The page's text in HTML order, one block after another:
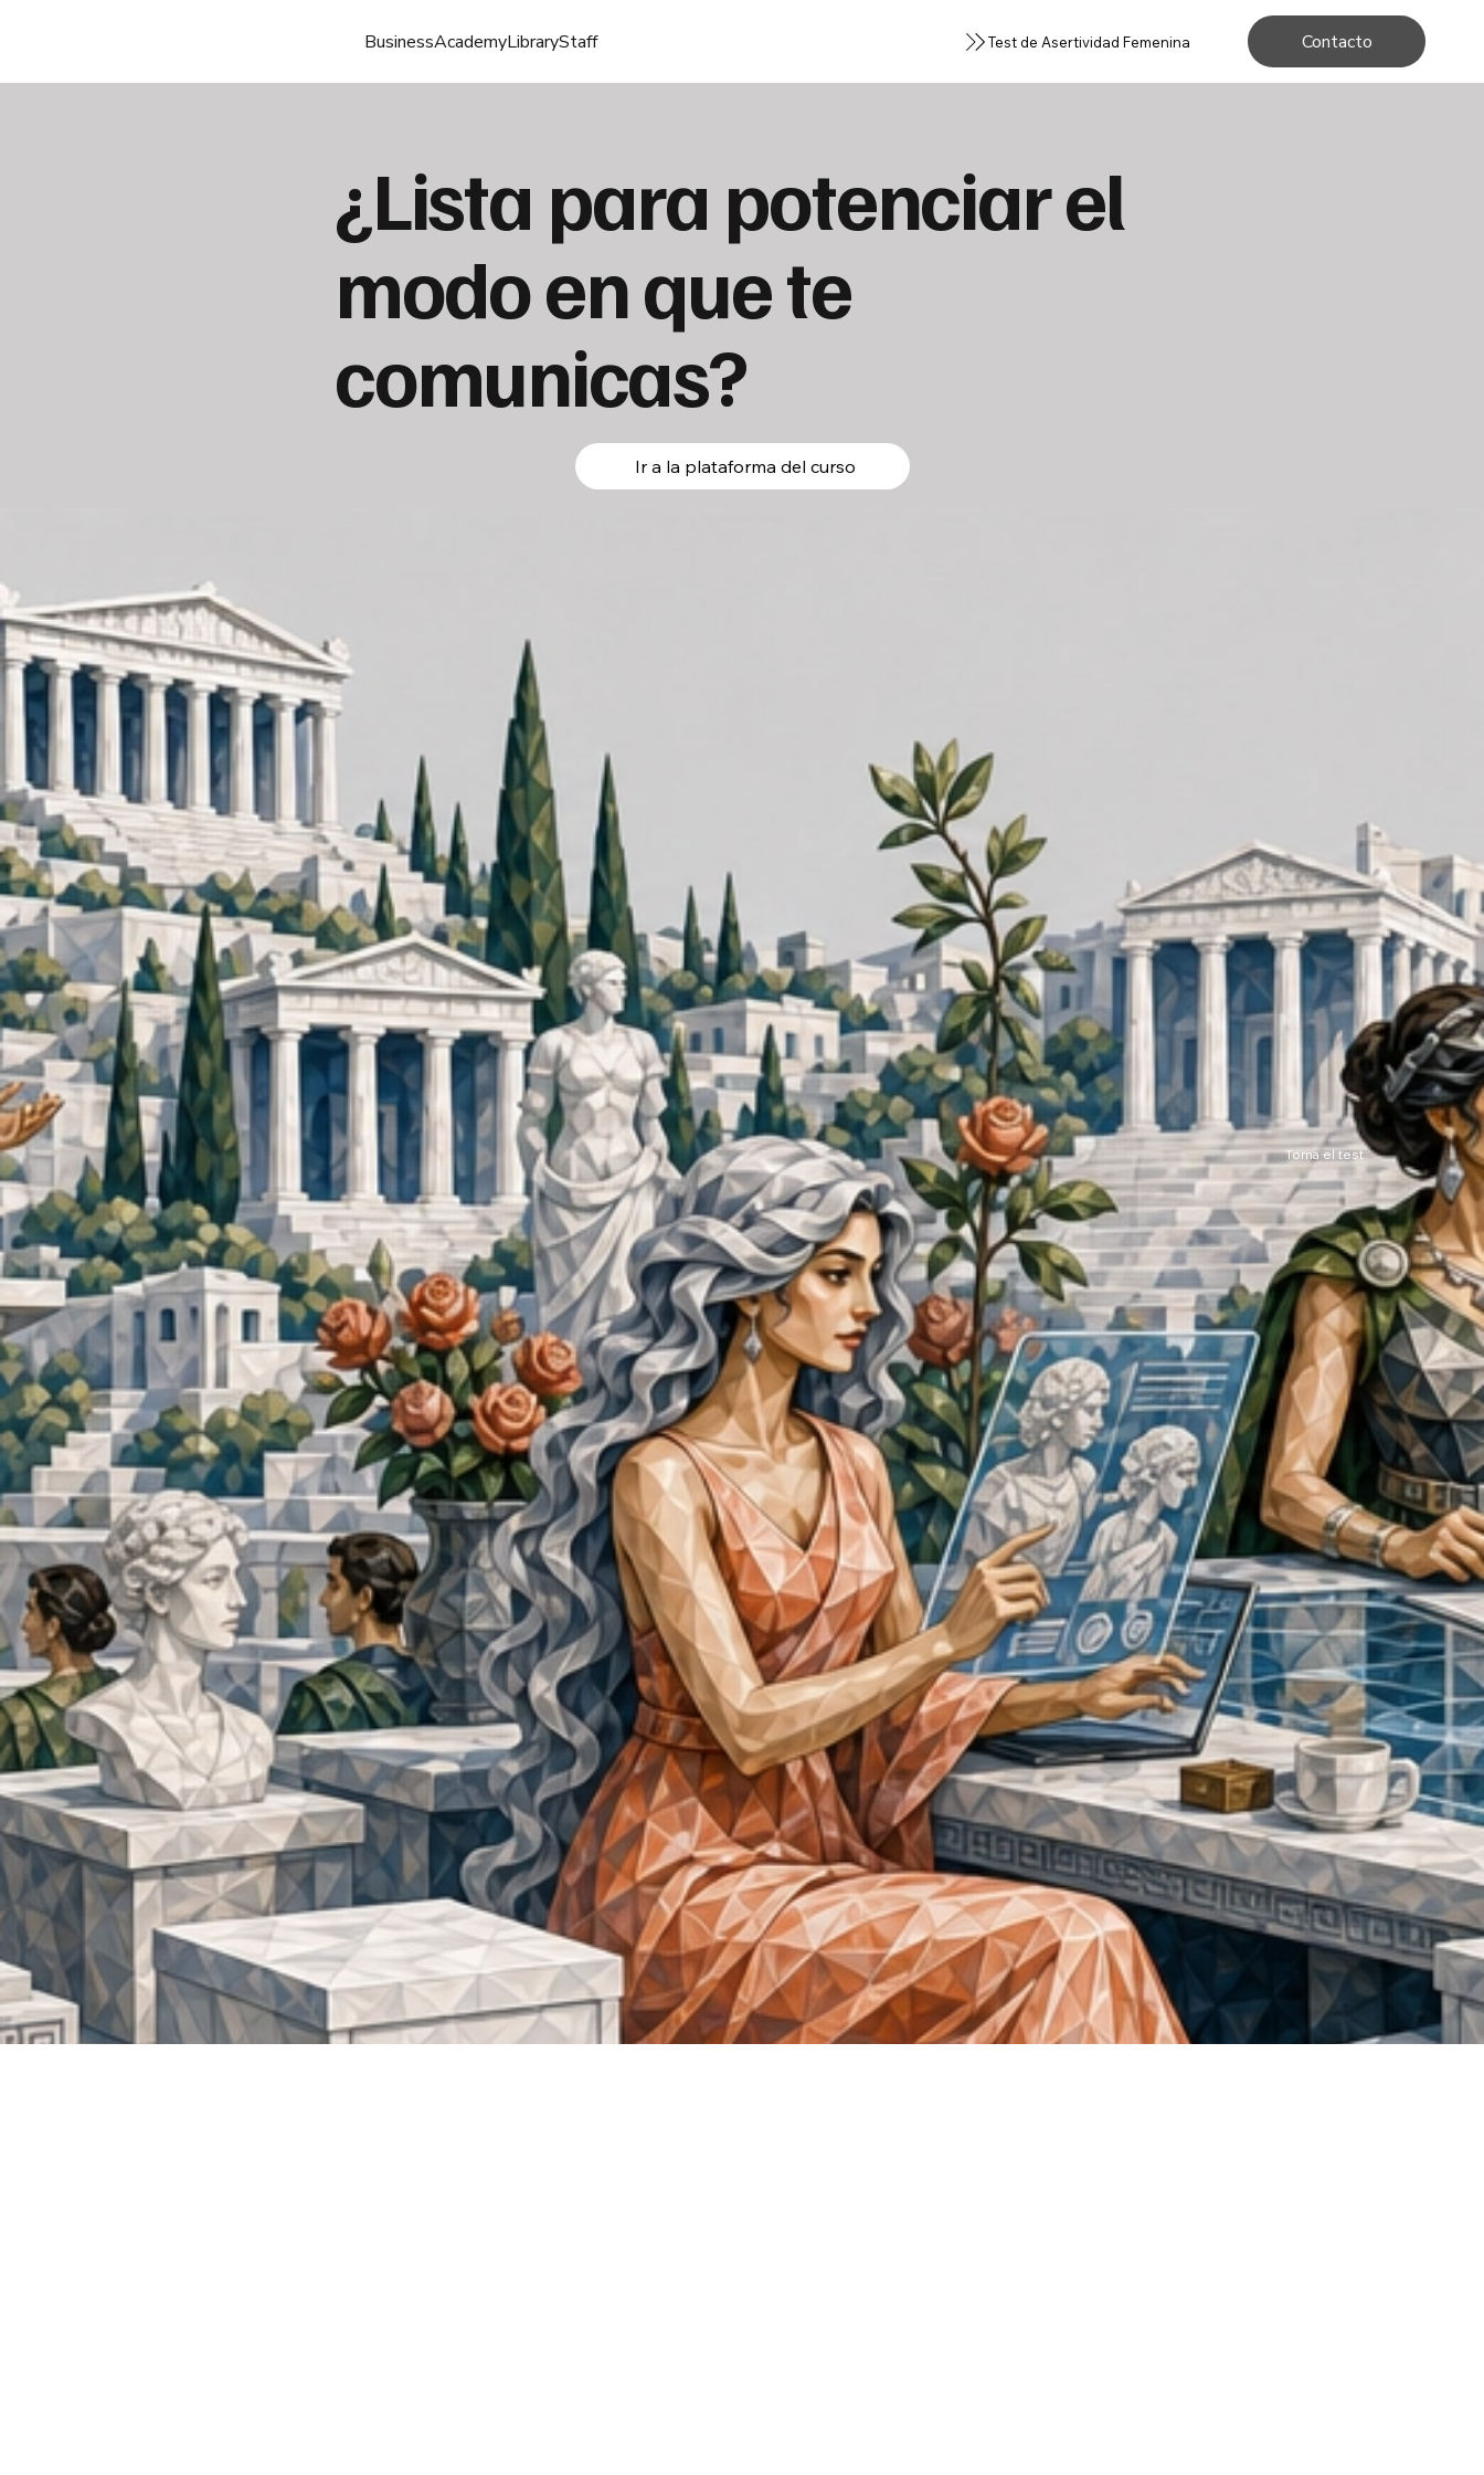
BusinessAcademyLibraryStaff Test de Asertividad Femenina Contacto
¿Lista para potenciar el
modo en que te
comunicas?
Ir a la plataforma del curso
Toma el test